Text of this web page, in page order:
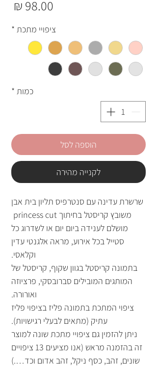
ציפויי מתכת *
כמות *
הוספה לסל
לקנייה מהירה
שרשרת עדינה עם סנטרפיס תליון בית אבן
מושלם לענידה ביום יום או לשדרוג כל
סטייל בכל אירוע, מראה אלגנטי עדין
וקלאסי.
בתמונה קריסטל בגוון שקוף, קריסטל של
המותגים המובילים סברובסקי, פרציוזה
ואורורה.
ציפוי המתכת בתמונה פליז בציפוי פליז
עתיק (מתאים לבעלי רגישויות).
ניתן להזמין גם ציפויי מתכת שונה למוצר
זה בהזמנה מראש (אנו מציעים 13 ציפויים
שונים, זהב, כסף ניקל, זהב אדום וכד….)